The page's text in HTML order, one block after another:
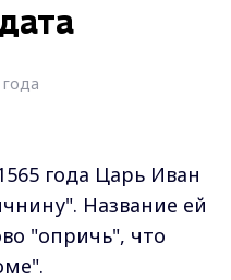
года Царь Иван
Название ей
"опричь", что